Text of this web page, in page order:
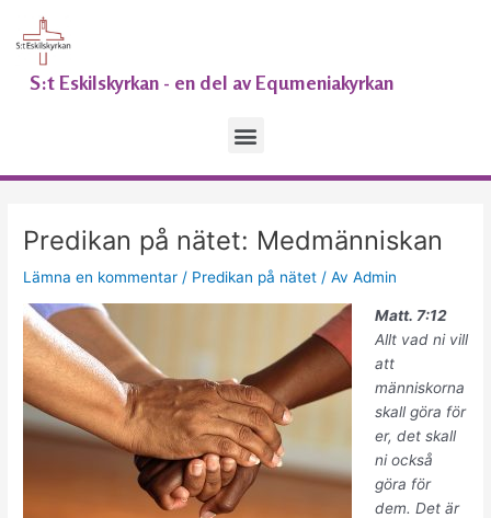
S:t Eskilskyrkan - en del av Equmeniakyrkan
Meny
Predikan på nätet: Medmänniskan
Lämna en kommentar / Predikan på nätet / Av Admin
Matt. 7:12
Allt vad ni vill
att
människorna
skall göra för
er, det skall
ni också
göra för
dem. Det är